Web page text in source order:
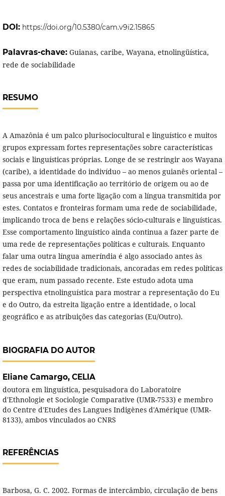
DOI: https://doi.org/10.5380/cam.v9i2.15865
Palavras-chave: Guianas, caribe, Wayana, etnolingüística,
rede de sociabilidade
RESUMO
A Amazônia é um palco plurisociocultural e linguístico e muitos
grupos expressam fortes representações sobre características
sociais e linguísticas próprias. Longe de se restringir aos Wayana
(caribe), a identidade do indivíduo – ao menos guianês oriental –
passa por uma identificação ao território de origem ou ao de
seus ancestrais e uma forte ligação com a língua transmitida por
estes. Contatos e fronteiras formam uma rede de sociabilidade,
implicando troca de bens e relações sócio-culturais e linguísticas.
Esse comportamento linguístico ainda continua a fazer parte de
uma rede de representações políticas e culturais. Enquanto
falar uma outra língua ameríndia é algo associado antes às
redes de sociabilidade tradicionais, ancoradas em redes políticas
que eram, num passado recente. Este estudo adota uma
perspectiva etnolinguística para mostrar a representação do Eu
e do Outro, da estreita ligação entre a identidade, o local
geográfico e as atribuições das categorias (Eu/Outro).
BIOGRAFIA DO AUTOR
Eliane Camargo, CELIA
doutora em linguística, pesquisadora do Laboratoire
d'Ethnologie et Sociologie Comparative (UMR-7533) e membro
do Centre d'Etudes des Langues Indigènes d'Amérique (UMR-
8133), ambos vinculados ao CNRS
REFERÊNCIAS
Barbosa, G. C. 2002. Formas de intercâmbio, circulação de bens